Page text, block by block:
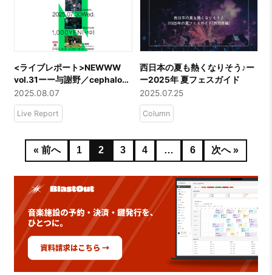
<ライブレポート>NEWWW
vol.31ーー与謝野／cephalo／
SleepInside
2025.08.07
Live Report
西日本の夏も熱くなりそう♪ー
ー2025年 夏フェスガイド
2025.07.25
Column
« 前へ 1 2 3 4 … 6 次へ »